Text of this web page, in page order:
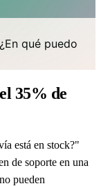
qué puedo
35% de
está en stock?"
de soporte en una
pueden